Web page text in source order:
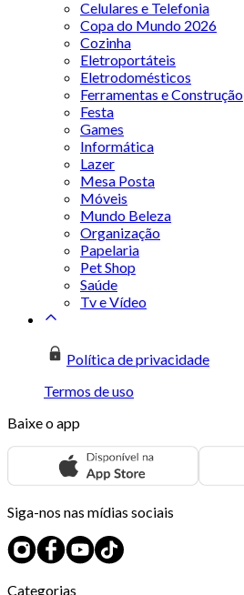
Celulares e Telefonia
Copa do Mundo 2026
Cozinha
Eletroportáteis
Eletrodomésticos
Ferramentas e Construção
Festa
Games
Informática
Lazer
Mesa Posta
Móveis
Mundo Beleza
Organização
Papelaria
Pet Shop
Saúde
Tv e Vídeo
Política de privacidade
Termos de uso
Baixe o app
Siga-nos nas mídias sociais
Categorias